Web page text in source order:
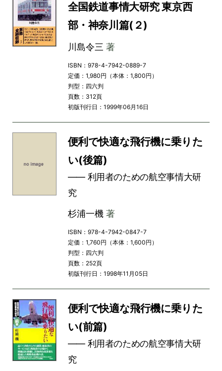
全国鉄道事情大研究 東京西
部・神奈川篇(２)
川島令三 著
ISBN：978-4-7942-0889-7
定価：1,980円（本体：1,800円）
判型：四六判
頁数：312頁
初版刊行日：1999年06月16日
便利で快適な飛行機に乗りた
い(後篇)
―― 利用者のための航空事情大研
究
杉浦一機 著
ISBN：978-4-7942-0847-7
定価：1,760円（本体：1,600円）
判型：四六判
頁数：252頁
初版刊行日：1998年11月05日
便利で快適な飛行機に乗りた
い(前篇)
―― 利用者のための航空事情大研
究